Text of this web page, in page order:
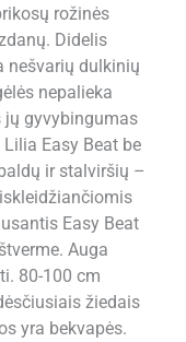
rožinės
Didelis
nešvarių dulkinių
nepalieka
jų gyvybingumas
Easy Beat be
ir stalviršių –
Easy Beat
Auga
80-100 cm
žiedais
yra bekvapės.